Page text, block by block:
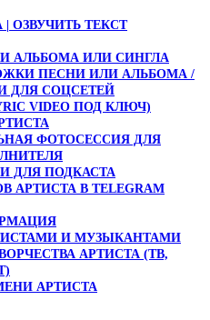
ОЗВУЧИТЬ ТЕКСТ
АЛЬБОМА ИЛИ СИНГЛА
ПЕСНИ ИЛИ АЛЬБОМА /
ДЛЯ СОЦСЕТЕЙ
VIDEO ПОД КЛЮЧ)
ФОТОСЕССИЯ ДЛЯ
ДЛЯ ПОДКАСТА
АРТИСТА В TELEGRAM
И МУЗЫКАНТАМИ
АРТИСТА (ТВ,
АРТИСТА